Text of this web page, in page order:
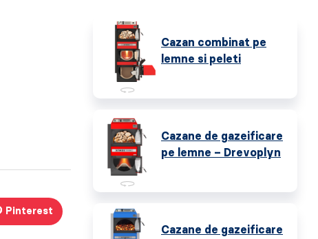
Pinterest
Cazan combinat pe
lemne si peleti
Cazane de gazeificare
pe lemne – Drevoplyn
Cazane de gazeificare